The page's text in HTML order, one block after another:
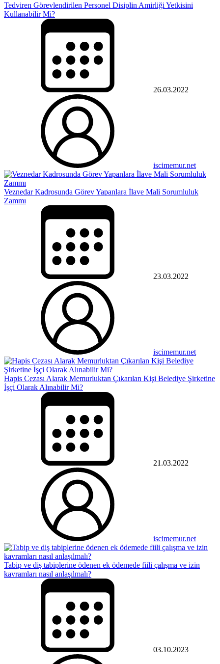
Tedviren Görevlendirilen Personel Disiplin Amirliği Yetkisini
Kullanabilir Mi?
26.03.2022
iscimemur.net
Veznedar Kadrosunda Görev Yapanlara İlave Mali Sorumluluk
Zammı
23.03.2022
iscimemur.net
Hapis Cezası Alarak Memurluktan Çıkarılan Kişi Belediye Şirketine
İşçi Olarak Alınabilir Mi?
21.03.2022
iscimemur.net
Tabip ve diş tabiplerine ödenen ek ödemede fiili çalışma ve izin
kavramları nasıl anlaşılmalı?
03.10.2023